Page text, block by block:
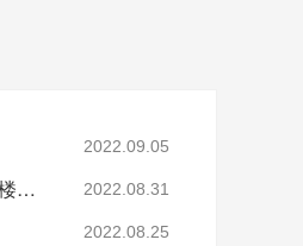
2022.09.05
永坚年产2万吨薄壁不锈钢水管（卡压式）新办公大楼动工仪式！ 2022.08.31
2022.08.25